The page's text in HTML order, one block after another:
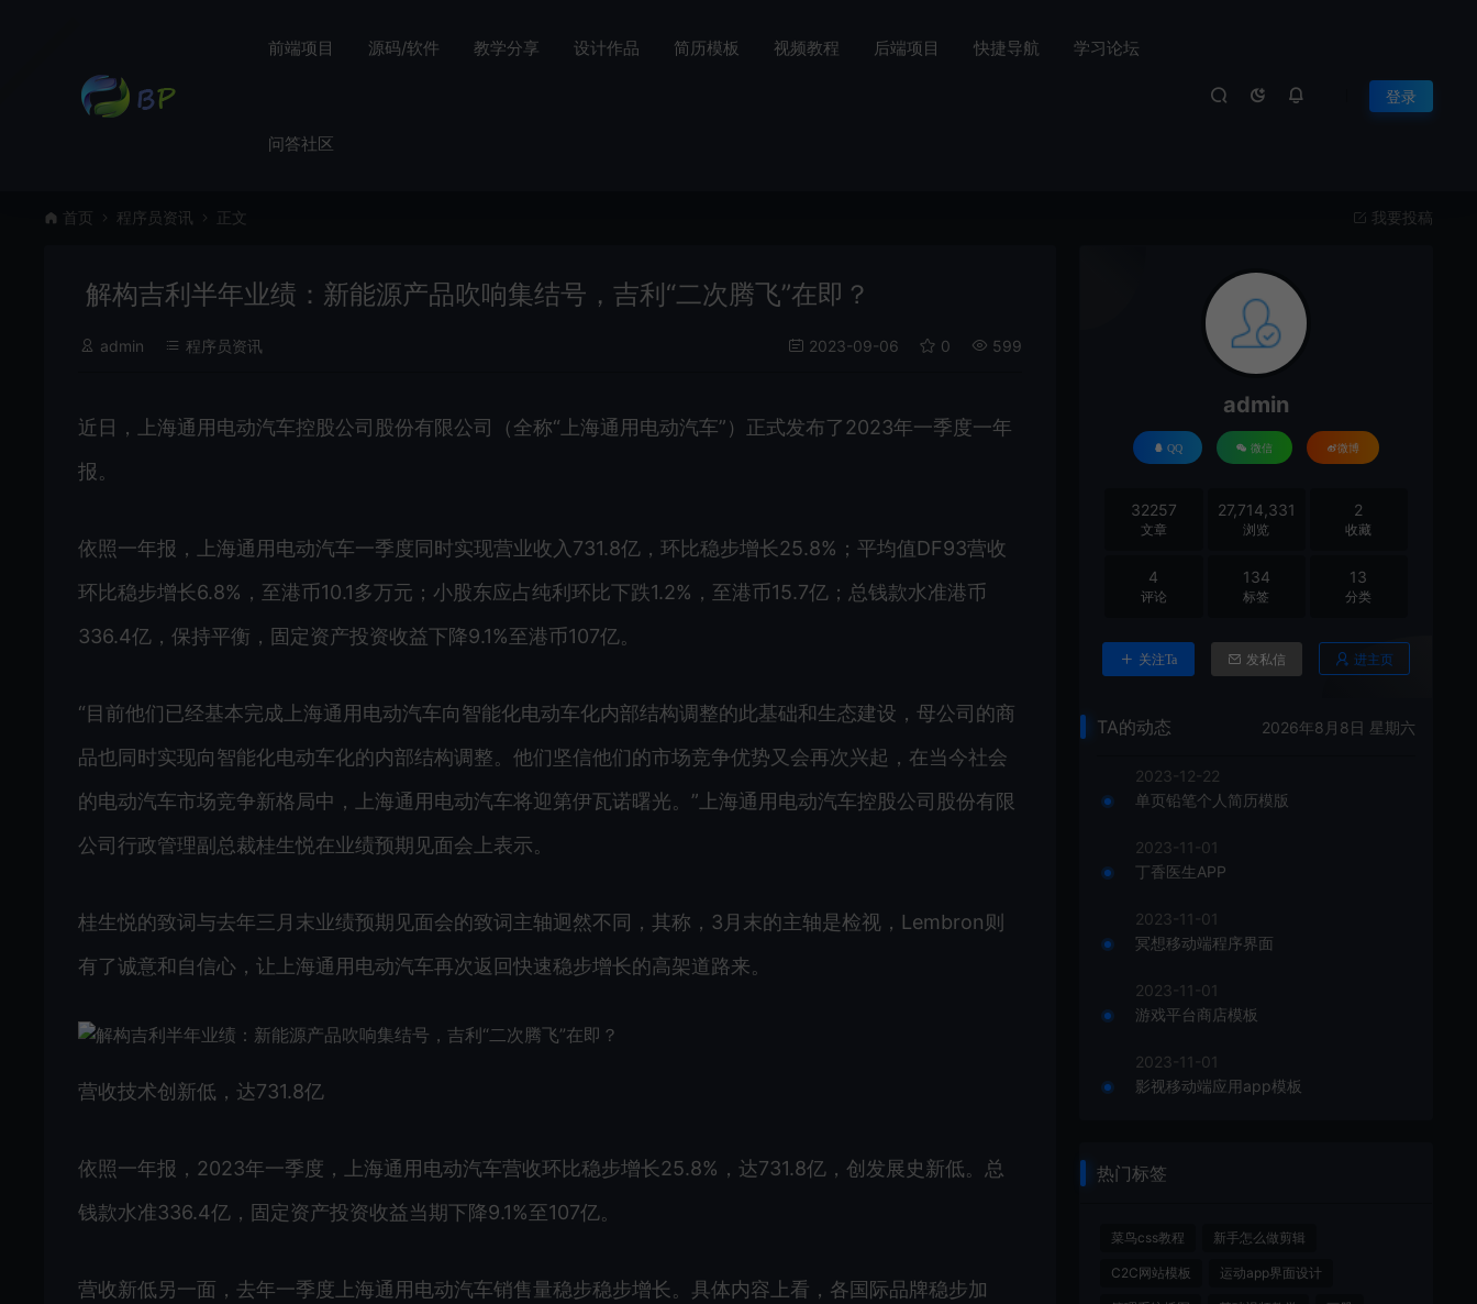
前端项目 源码/软件 教学分享 设计作品 简历模板 视频教程 后端项目 快捷导航 学习论坛
问答社区
登录
首页 程序员资讯 正文 我要投稿
解构吉利半年业绩：新能源产品吹响集结号，吉利“二次腾飞”在即？
admin 程序员资讯 2023-09-06 0 599
近日，上海通用电动汽车控股公司股份有限公司（全称“上海通用电动汽车”）正式发布了2023年一季度一年
报。
依照一年报，上海通用电动汽车一季度同时实现营业收入731.8亿，环比稳步增长25.8%；平均值DF93营收
环比稳步增长6.8%，至港币10.1多万元；小股东应占纯利环比下跌1.2%，至港币15.7亿；总钱款水准港币
336.4亿，保持平衡，固定资产投资收益下降9.1%至港币107亿。
“目前他们已经基本完成上海通用电动汽车向智能化电动车化内部结构调整的此基础和生态建设，母公司的商
品也同时实现向智能化电动车化的内部结构调整。他们坚信他们的市场竞争优势又会再次兴起，在当今社会
的电动汽车市场竞争新格局中，上海通用电动汽车将迎第伊瓦诺曙光。”上海通用电动汽车控股公司股份有限
公司行政管理副总裁桂生悦在业绩预期见面会上表示。
桂生悦的致词与去年三月末业绩预期见面会的致词主轴迥然不同，其称，3月末的主轴是检视，Lembron则
有了诚意和自信心，让上海通用电动汽车再次返回快速稳步增长的高架道路来。
营收技术创新低，达731.8亿
依照一年报，2023年一季度，上海通用电动汽车营收环比稳步增长25.8%，达731.8亿，创发展史新低。总
钱款水准336.4亿，固定资产投资收益当期下降9.1%至107亿。
营收新低另一面，去年一季度上海通用电动汽车销售量稳步稳步增长。具体内容上看，各国际品牌稳步加
admin
QQ 微信 微博
32257
文章
27,714,331
浏览
2
收藏
4
评论
134
标签
13
分类
关注Ta 发私信 进主页
TA的动态 2026年8月8日 星期六
2023-12-22
单页铅笔个人简历模版
2023-11-01
丁香医生APP
2023-11-01
冥想移动端程序界面
2023-11-01
游戏平台商店模板
2023-11-01
影视移动端应用app模板
热门标签
菜鸟css教程 新手怎么做剪辑
C2C网站模板 运动app界面设计